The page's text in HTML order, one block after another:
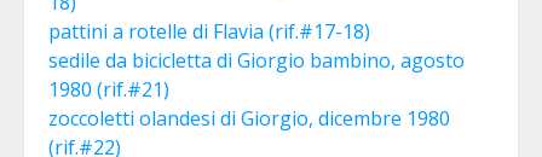
pattini a rotelle di Flavia (rif.#17-18)
sedile da bicicletta di Giorgio bambino, agosto
1980 (rif.#21)
zoccoletti olandesi di Giorgio, dicembre 1980
(rif.#22)